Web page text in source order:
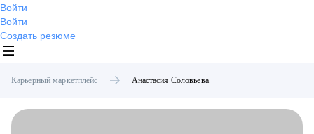
Войти
Войти
Создать резюме
Карьерный маркетплейс Анастасия Соловьева